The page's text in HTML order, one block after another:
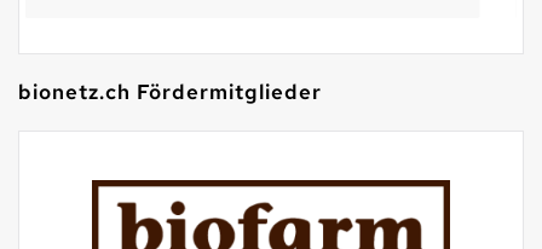
bionetz.ch Fördermitglieder